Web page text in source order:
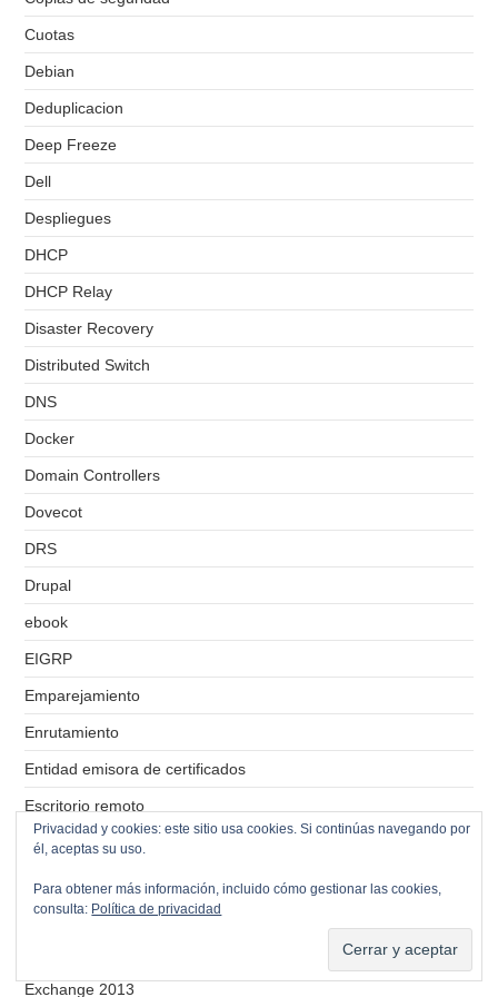
Cuotas
Debian
Deduplicacion
Deep Freeze
Dell
Despliegues
DHCP
DHCP Relay
Disaster Recovery
Distributed Switch
DNS
Docker
Domain Controllers
Dovecot
DRS
Drupal
ebook
EIGRP
Emparejamiento
Enrutamiento
Entidad emisora de certificados
Escritorio remoto
ESXi
Ethernet
Exchange 2013
Privacidad y cookies: este sitio usa cookies. Si continúas navegando por
él, aceptas su uso.
Para obtener más información, incluido cómo gestionar las cookies,
consulta: Política de privacidad